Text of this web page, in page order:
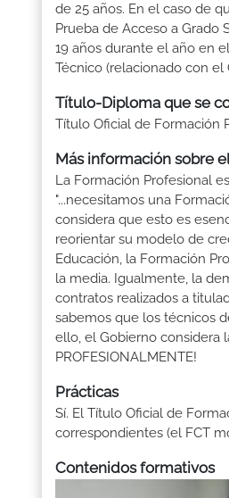
de 25 años. En el caso de
Prueba de Acceso a Grado
19 años durante el año en
Técnico (relacionado con el
Título-Diploma que se
Título Oficial de Formación
Más información sobre
La Formación Profesional
"...necesitamos una
considera que esto es
reorientar su modelo de
Educación, la Formación
la media. Igualmente, la
contratos realizados a
sabemos que los técnicos
ello, el Gobierno considera
PROFESIONALMENTE!
Prácticas
Sí. El Título Oficial de
correspondientes (el FCT
Contenidos formativos